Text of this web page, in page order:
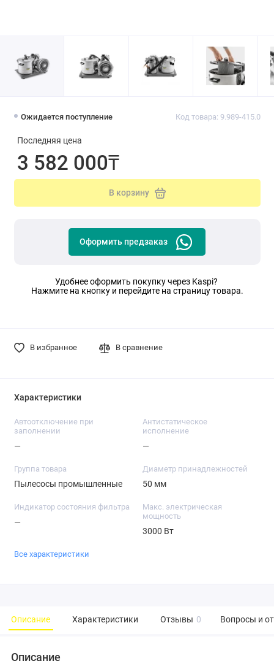
Ожидается поступление Код товара: 9.989-415.0
Последняя цена
3 582 000₸
В корзину
Оформить предзаказ
Удобнее оформить покупку через Kaspi?
Нажмите на кнопку и перейдите на страницу товара.
В избранное В сравнение
Характеристики
Автоотключение при
заполнении
—
Антистатическое
исполнение
—
Группа товара
Пылесосы промышленные
Диаметр принадлежностей
50 мм
Индикатор состояния фильтра
—
Макс. электрическая
мощность
3000 Вт
Все характеристики
Описание Характеристики Отзывы 0 Вопросы и
Описание